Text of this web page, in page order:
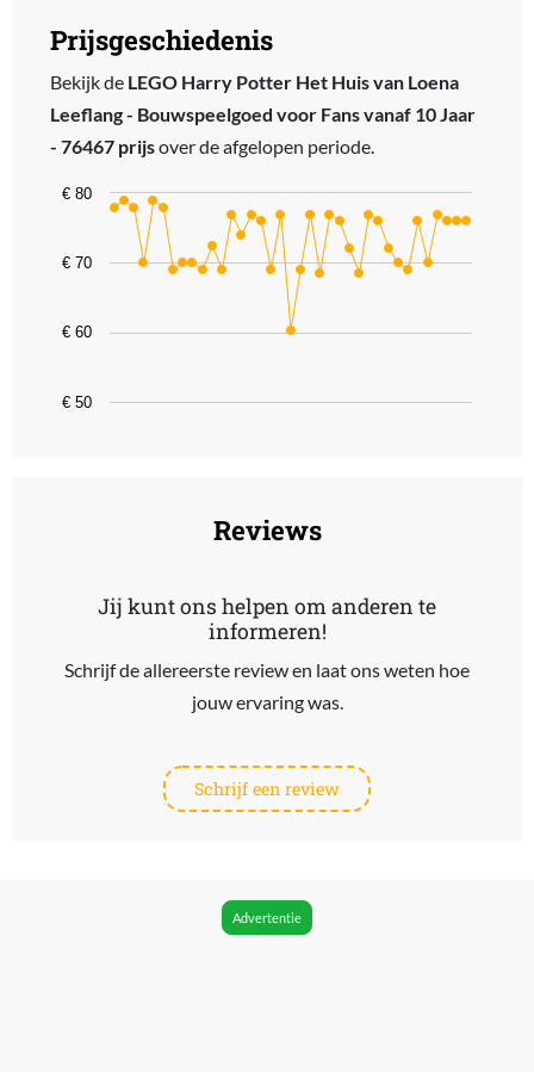
Prijsgeschiedenis
Bekijk de LEGO Harry Potter Het Huis van Loena
Leeflang - Bouwspeelgoed voor Fans vanaf 10 Jaar
- 76467 prijsover de afgelopen periode.
Chart
Line chart with 37 data points.
The chart has 1 X axis displaying categories.
The chart has 1 Y axis displaying values. Data ranges from 60.29
€ 50
€ 60
€ 70
€ 80
Reviews
Jij kunt ons helpen om anderen te
informeren!
Schrijf de allereerste review en laat ons weten hoe
jouw ervaring was.
Schrijf een review
Advertentie